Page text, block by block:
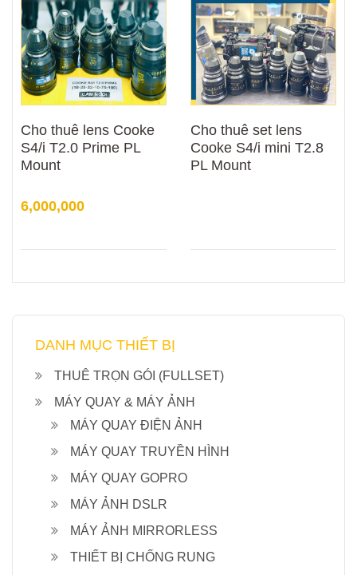
Cho thuê lens Cooke
S4/i T2.0 Prime PL
Mount
6,000,000
Cho thuê set lens
Cooke S4/i mini T2.8
PL Mount
DANH MỤC THIẾT BỊ
THUÊ TRỌN GÓI (FULLSET)
MÁY QUAY & MÁY ẢNH
MÁY QUAY ĐIỆN ẢNH
MÁY QUAY TRUYỀN HÌNH
MÁY QUAY GOPRO
MÁY ẢNH DSLR
MÁY ẢNH MIRRORLESS
THIẾT BỊ CHỐNG RUNG